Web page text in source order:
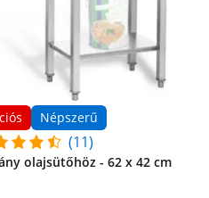
Népszerű
(11)
olajsütőhöz - 62 x 42 cm